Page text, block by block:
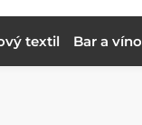
textil Bar a víno